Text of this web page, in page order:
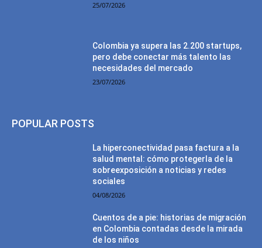
25/07/2026
Colombia ya supera las 2.200 startups,
pero debe conectar más talento las
necesidades del mercado
23/07/2026
POPULAR POSTS
La hiperconectividad pasa factura a la
salud mental: cómo protegerla de la
sobreexposición a noticias y redes
sociales
04/08/2026
Cuentos de a pie: historias de migración
en Colombia contadas desde la mirada
de los niños